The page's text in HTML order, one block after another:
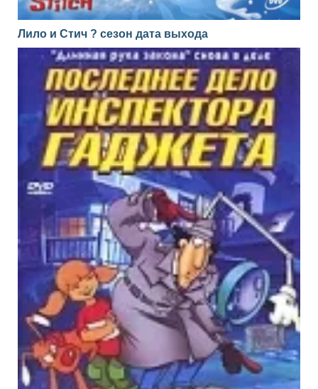
Лило и Стич ? сезон дата выхода